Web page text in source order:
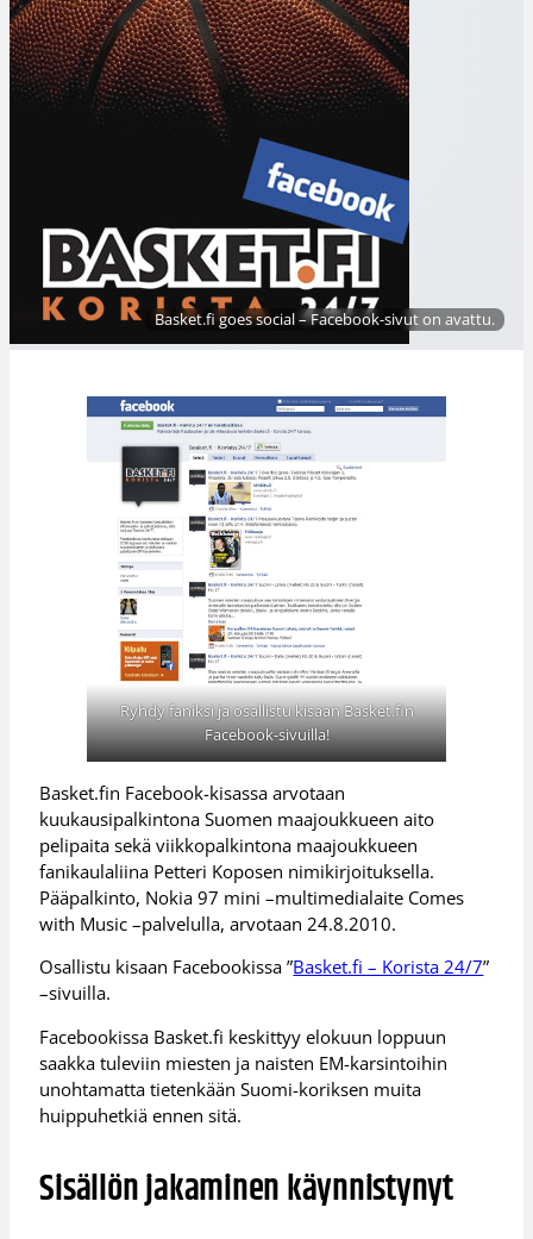
Basket.fi goes social – Facebook-sivut on avattu.
Ryhdy faniksi ja osallistu kisaan Basket.fin
Facebook-sivuilla!
Basket.fin Facebook-kisassa arvotaan
kuukausipalkintona Suomen maajoukkueen aito
pelipaita sekä viikkopalkintona maajoukkueen
fanikaulaliina Petteri Koposen nimikirjoituksella.
Pääpalkinto, Nokia 97 mini –multimedialaite Comes
with Music –palvelulla, arvotaan 24.8.2010.
Osallistu kisaan Facebookissa ”Basket.fi – Korista 24/7”
–sivuilla.
Facebookissa Basket.fi keskittyy elokuun loppuun
saakka tuleviin miesten ja naisten EM-karsintoihin
unohtamatta tietenkään Suomi-koriksen muita
huippuhetkiä ennen sitä.
Sisällön jakaminen käynnistynyt